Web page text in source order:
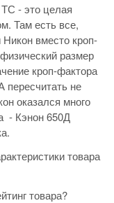
- это целая
Там есть все,
вместо кроп-
размер
кроп-фактора
пересчитать не
оказался много
- Кэнон 650Д
товара
товара?